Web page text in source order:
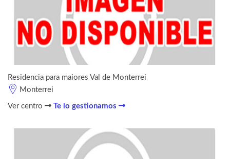
Residencia para maiores Val de Monterrei
Monterrei
Ver centro Te lo gestionamos